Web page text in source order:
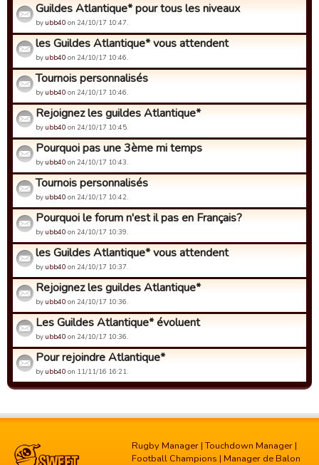
Guildes Atlantique* pour tous les niveaux
by ubb40 on 24/10/17 10:47.
les Guildes Atlantique* vous attendent
by ubb40 on 24/10/17 10:46.
Tournois personnalisés
by ubb40 on 24/10/17 10:46.
Rejoignez les guildes Atlantique*
by ubb40 on 24/10/17 10:45.
Pourquoi pas une 3ème mi temps
by ubb40 on 24/10/17 10:43.
Tournois personnalisés
by ubb40 on 24/10/17 10:42.
Pourquoi le forum n'est il pas en Français?
by ubb40 on 24/10/17 10:39.
les Guildes Atlantique* vous attendent
by ubb40 on 24/10/17 10:37.
Rejoignez les guildes Atlantique*
by ubb40 on 24/10/17 10:36.
Les Guildes Atlantique* évoluent
by ubb40 on 24/10/17 10:36.
Pour rejoindre Atlantique*
by ubb40 on 11/11/16 16:21.
Rugby Manager |Touchdown Manager |
Football Champions | Manager de Balon